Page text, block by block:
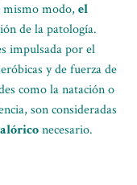
mismo modo, el
de la patología.
impulsada por el
y de fuerza de
como la natación o
son consideradas
necesario.